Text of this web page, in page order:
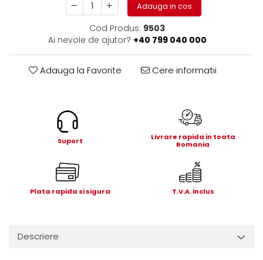
Motoare electrice si pompe
hidraulice
Role, bucse si bolturi
Bolturi, role si bucse
Cilindri si burdufe
Electrice
Adauga in cos
Cod Produs: 9503
Ai nevoie de ajutor? +40 799 040 000
Adauga la Favorite Cere informatii
Suport
Livrare rapida in toata
Romania
Plata rapida si sigura T.V.A. inclus
Descriere